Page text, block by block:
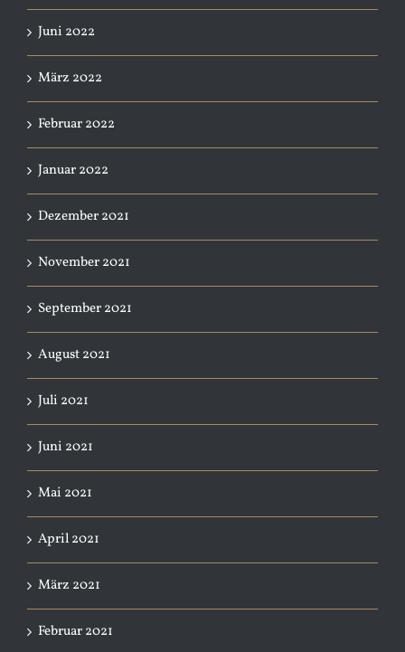
Juni 2022
März 2022
Februar 2022
Januar 2022
Dezember 2021
November 2021
September 2021
August 2021
Juli 2021
Juni 2021
Mai 2021
April 2021
März 2021
Februar 2021